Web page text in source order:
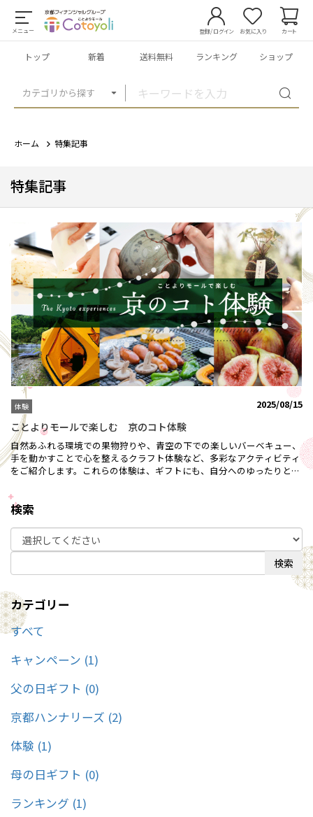
メニュー
カテゴリから探す
登録/ログイン お気に入り カート
トップ 新着 送料無料 ランキング ショップ
ホーム 特集記事
特集記事
体験 2025/08/15
ことよりモールで楽しむ 京のコト体験
自然あふれる環境での果物狩りや、青空の下での楽しいバーベキュー、
手を動かすことで心を整えるクラフト体験など、多彩なアクティビティ
をご紹介します。これらの体験は、ギフトにも、自分へのゆったりとし
験」をお楽しみください♪＼いちじく狩り【食べ放題！】／ハウス栽培
なので雨でも安心！採れたてでしか味わえない香りとみずみずしさ♪城
さをファミリー・お友達同士でゆっくりご堪能ください♪ ※今季のい
ちじく狩り体験は、完売いたしました。たくさんのお申し込み、誠にあ
りがとうございました！ ＼【ことよりモール限定】BBQスタンダード
プラン／ 手ぶらで！気軽に大自然の中でBBQ体験♪ 眺めのよい高台に
位置するバーベキューハウスでみんなでわいわい語らいながらのBBQ！
心地よい雰囲気で自然と食事をお楽しみいただけます♪ 大自然の中で
楽しむテントサウナ体験はこちら ＼オリジナル苔玉作り体験／ 京都ら
しさを詰めこんだ、ここでしか作れないオリジナル苔玉作り♪ 京都の
伝統を想い起す「組み紐」、神社やお寺の庭の「苔」、懐かしさと癒し
だけます♪ パン作り体験はこちら ＼自宅で楽しめる♪金継ぎ体験／ 天
分かりやすい動画と作業日ごとの説明書が付いているので、初心者の方
でも安心して金継ぎに挑戦できます。おうち時間の新しい楽しみや、大
切な方への贈り物にぴったりです♪ コト体験特集はこちら
検索
検索
カテゴリー
すべて
キャンペーン (1)
父の日ギフト (0)
京都ハンナリーズ (2)
体験 (1)
母の日ギフト (0)
ランキング (1)